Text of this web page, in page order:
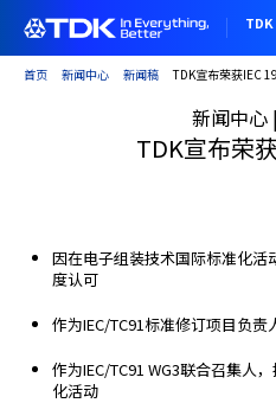
首页 新闻中心 新闻稿 TDK宣布荣获IEC
新闻中心
TDK宣布荣
因在电子组装技术国际标准化活
度认可
作为IEC/TC91标准修订项目负责
作为IEC/TC91 WG3联合召集人
化活动